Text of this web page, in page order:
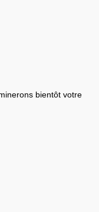
bientôt votre